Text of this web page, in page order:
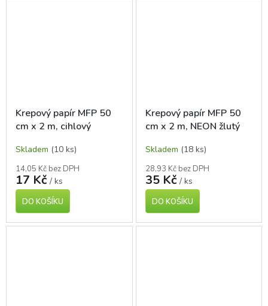
Krepový papír MFP 50
cm x 2 m, cihlový
Skladem (10 ks)
14,05 Kč bez DPH
17 Kč / ks
DO KOŠÍKU
Krepový papír MFP 50
cm x 2 m, NEON žlutý
Skladem (18 ks)
28,93 Kč bez DPH
35 Kč / ks
DO KOŠÍKU